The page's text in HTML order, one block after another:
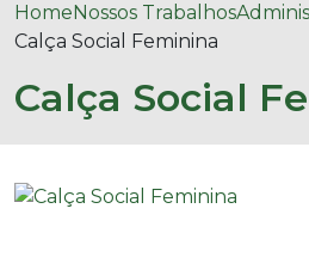
HomeNossos Trabalhos
Calça Social Feminina
Calça Social